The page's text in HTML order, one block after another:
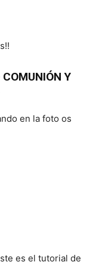
Y
en la foto os
es el tutorial de